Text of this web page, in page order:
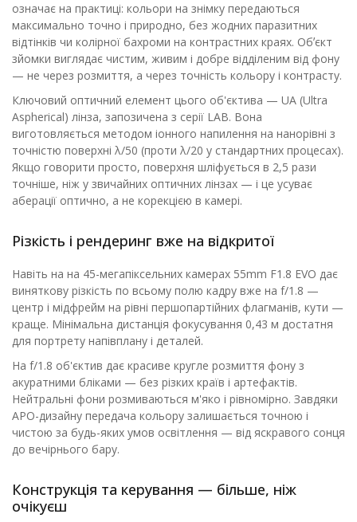
означає на практиці: кольори на знімку передаються
максимально точно і природно, без жодних паразитних
відтінків чи колірної бахроми на контрастних краях. Обʼєкт
зйомки виглядає чистим, живим і добре відділеним від фону
— не через розмиття, а через точність кольору і контрасту.
Ключовий оптичний елемент цього об'єктива — UA (Ultra
Aspherical) лінза, запозичена з серії LAB. Вона
виготовляється методом іонного напилення на нанорівні з
точністю поверхні λ/50 (проти λ/20 у стандартних процесах).
Якщо говорити просто, поверхня шліфується в 2,5 рази
точніше, ніж у звичайних оптичних лінзах — і це усуває
аберації оптично, а не корекцією в камері.
Різкість і рендеринг вже на відкритої
Навіть на на 45-мегапіксельних камерах 55mm F1.8 EVO дає
виняткову різкість по всьому полю кадру вже на f/1.8 —
центр і мідфрейм на рівні першопартійних флагманів, кути —
краще. Мінімальна дистанція фокусування 0,43 м достатня
для портрету напівплану і деталей.
На f/1.8 об'єктив дає красиве кругле розмиття фону з
акуратними бліками — без різких країв і артефактів.
Нейтральні фони розмиваються м'яко і рівномірно. Завдяки
APO-дизайну передача кольору залишається точною і
чистою за будь-яких умов освітлення — від яскравого сонця
до вечірнього бару.
Конструкція та керування — більше, ніж
очікуєш